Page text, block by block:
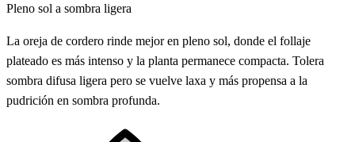
Pleno sol a sombra ligera
La oreja de cordero rinde mejor en pleno sol, donde el follaje
plateado es más intenso y la planta permanece compacta. Tolera
sombra difusa ligera pero se vuelve laxa y más propensa a la
pudrición en sombra profunda.